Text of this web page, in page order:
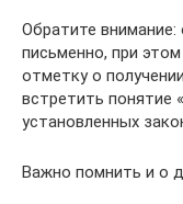
Обратите
письменно, при
отметку о
встретить понятие
установленных
Важно помнить и о